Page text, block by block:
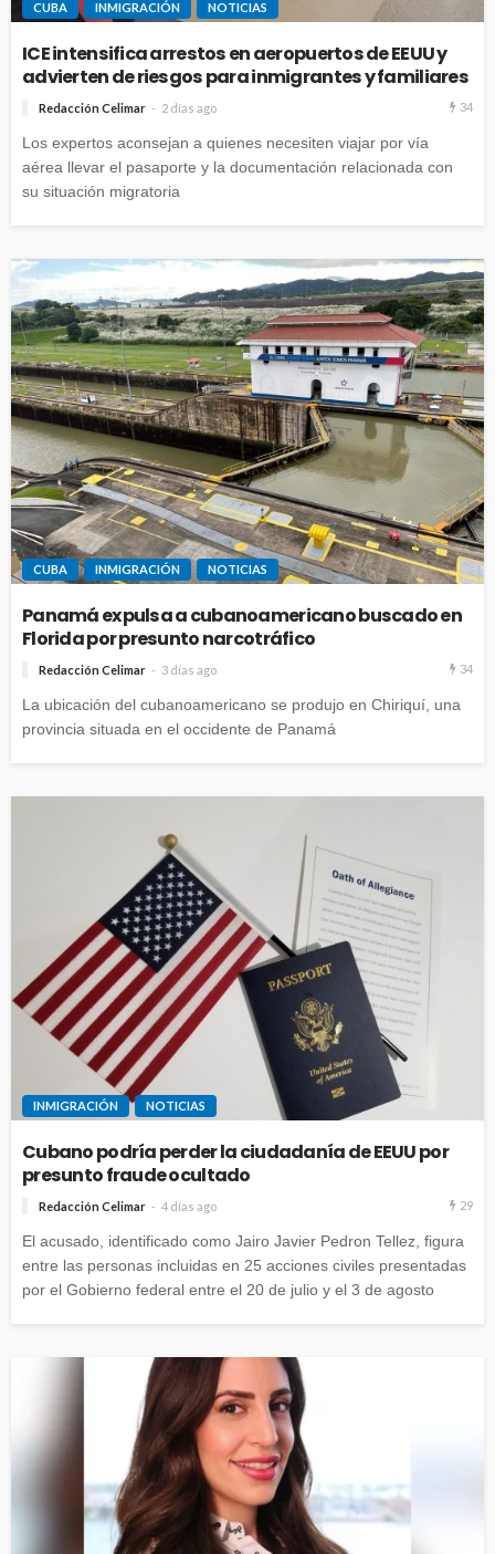
CUBA INMIGRACIÓN NOTICIAS
ICE intensifica arrestos en aeropuertos de EEUU y
advierten de riesgos para inmigrantes y familiares
Redacción Celimar 2 días ago 34
Los expertos aconsejan a quienes necesiten viajar por vía
aérea llevar el pasaporte y la documentación relacionada con
su situación migratoria
CUBA INMIGRACIÓN NOTICIAS
Panamá expulsa a cubanoamericano buscado en
Florida por presunto narcotráfico
Redacción Celimar 3 días ago 34
La ubicación del cubanoamericano se produjo en Chiriquí, una
provincia situada en el occidente de Panamá
INMIGRACIÓN NOTICIAS
Cubano podría perder la ciudadanía de EEUU por
presunto fraude ocultado
Redacción Celimar 4 días ago 29
El acusado, identificado como Jairo Javier Pedron Tellez, figura
entre las personas incluidas en 25 acciones civiles presentadas
por el Gobierno federal entre el 20 de julio y el 3 de agosto